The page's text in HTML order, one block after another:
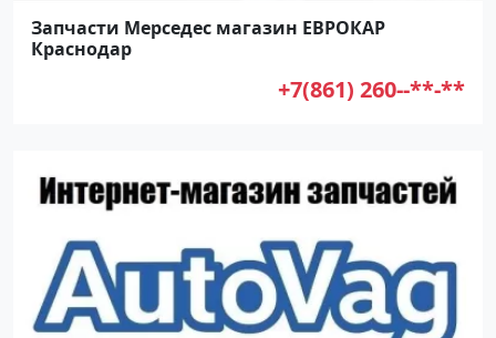
Запчасти Мерседес магазин ЕВРОКАР
Краснодар
+7(861) 260--**-**